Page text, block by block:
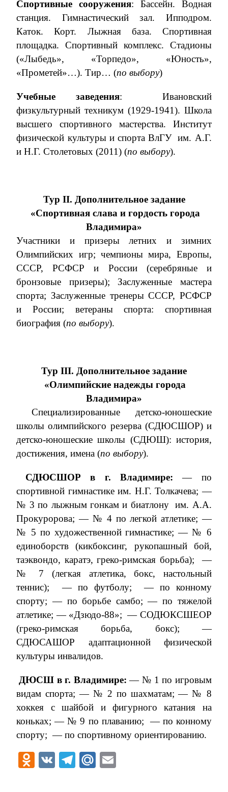
Спортивные сооружения: Бассейн. Водная
станция. Гимнастический зал. Ипподром.
Каток. Корт. Лыжная база. Спортивная
площадка. Спортивный комплекс. Стадионы
(«Лыбедь», «Торпедо», «Юность»,
«Прометей»…). Тир… (по выбору)
Учебные заведения:
Ивановский
физкультурный техникум (1929-1941). Школа
высшего спортивного мастерства. Институт
физической культуры и спорта ВлГУ им. А.Г.
и Н.Г. Столетовых (2011) (по выбору).
Тур II. Дополнительное задание
«Спортивная слава и гордость города
Владимира»
Участники и призеры летних и зимних
Олимпийских игр; чемпионы мира, Европы,
СССР, РСФСР и России (серебряные и
бронзовые призеры); Заслуженные мастера
спорта; Заслуженные тренеры СССР, РСФСР
и России; ветераны спорта: спортивная
биография (по выбору).
Тур III. Дополнительное задание
«Олимпийские надежды города
Владимира»
Специализированные детско-юношеские
школы олимпийского резерва (СДЮСШОР) и
детско-юношеские школы (СДЮШ): история,
достижения, имена (по выбору).
СДЮСШОР в г. Владимире:— по
спортивной гимнастике им. Н.Г. Толкачева; —
№ 3 по лыжным гонкам и биатлону
им. А.А.
Прокуророва; — № 4 по легкой атлетике; —
№ 5 по художественной гимнастике; — № 6
единоборств (кикбоксинг, рукопашный бой,
таэквондо, каратэ, греко-римская борьба);
—
№ 7 (легкая атлетика, бокс, настольный
теннис);
— по футболу;
— по конному
спорту; — по борьбе самбо; — по тяжелой
атлетике; — «Дзюдо-88»; — СОДЮКСШЕОР
(греко-римская борьба, бокс); —
СДЮСАШОР адаптационной физической
культуры инвалидов.
ДЮСШ в г. Владимире:— № 1 по игровым
видам спорта; — № 2 по шахматам; — № 8
хоккея с шайбой и фигурного катания на
коньках; — № 9 по плаванию; — по конному
спорту; — по спортивному ориентированию.
Odnoklassniki
VK Telegram
Mail.Ru